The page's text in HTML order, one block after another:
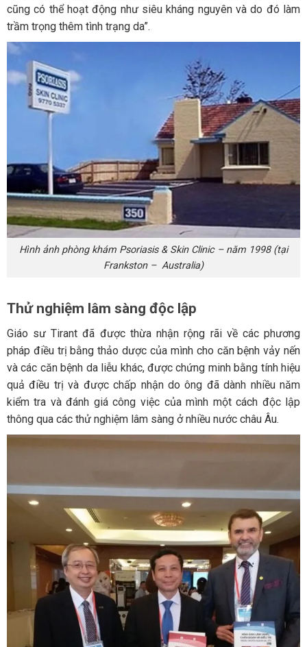
cũng có thể hoạt động như siêu kháng nguyên và do đó làm
trầm trọng thêm tình trạng da”.
Hình ảnh phòng khám Psoriasis & Skin Clinic – năm 1998 (tại
Frankston – Australia)
Thử nghiệm lâm sàng độc lập
Giáo sư Tirant đã được thừa nhận rộng rãi về các phương
pháp điều trị bằng thảo dược của mình cho căn bệnh vảy nến
và các căn bệnh da liễu khác, được chứng minh bằng tính hiệu
quả điều trị và được chấp nhận do ông đã dành nhiều năm
kiểm tra và đánh giá công việc của mình một cách độc lập
thông qua các thử nghiệm lâm sàng ở nhiều nước châu Âu.